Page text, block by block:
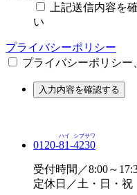
上記送信内容を
い
プライバシーポリシー
プライバシーポリシ
入力内容を確認する
0120-81
ハイ
-4230
シブサワ
受付時間／8:00～
定休日／土・日・祝